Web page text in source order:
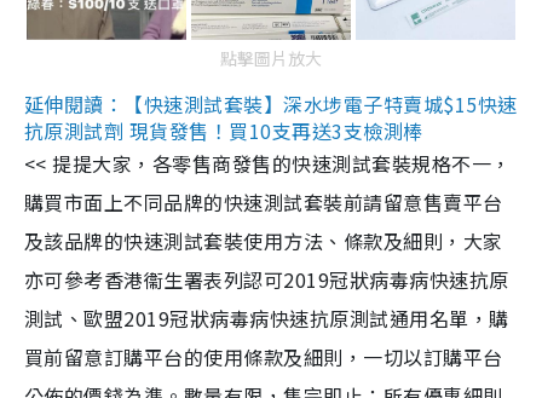
點擊圖片放大
延伸閱讀：【快速測試套裝】深水埗電子特賣城$15快速
抗原測試劑 現貨發售！買10支再送3支檢測棒
<< 提提大家，各零售商發售的快速測試套裝規格不一，
購買市面上不同品牌的快速測試套裝前請留意售賣平台
及該品牌的快速測試套裝使用方法、條款及細則，大家
亦可參考香港衞生署表列認可2019冠狀病毒病快速抗原
測試、歐盟2019冠狀病毒病快速抗原測試通用名單，購
買前留意訂購平台的使用條款及細則，一切以訂購平台